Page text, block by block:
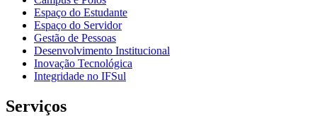
Espaço do Estudante
Espaço do Servidor
Gestão de Pessoas
Desenvolvimento Institucional
Inovação Tecnológica
Integridade no IFSul
Serviços